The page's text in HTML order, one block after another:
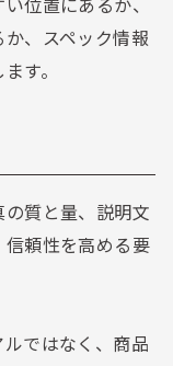
位置にあるか、
、スペック情報
す。
質と量、説明文
信頼性を高める要
ではなく、商品